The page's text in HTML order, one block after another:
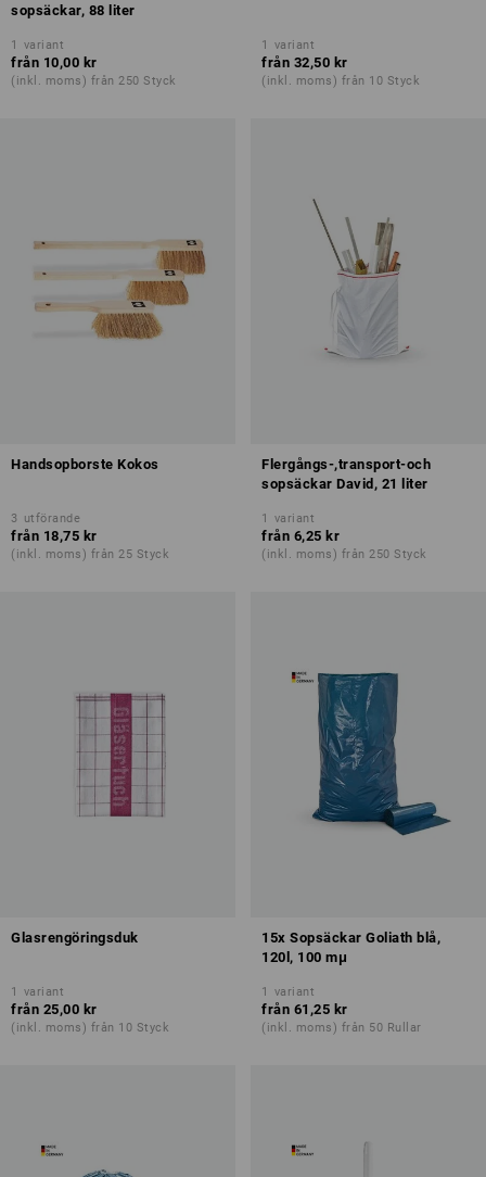
sopsäckar, 88 liter
1 variant
från 10,00 kr
(inkl. moms) från 250 Styck
1 variant
från 32,50 kr
(inkl. moms) från 10 Styck
Handsopborste Kokos
3 utförande
från 18,75 kr
(inkl. moms) från 25 Styck
Flergångs-,transport-och
sopsäckar David, 21 liter
1 variant
från 6,25 kr
(inkl. moms) från 250 Styck
Glasrengöringsduk
1 variant
från 25,00 kr
(inkl. moms) från 10 Styck
15x Sopsäckar Goliath blå,
120l, 100 mμ
1 variant
från 61,25 kr
(inkl. moms) från 50 Rullar